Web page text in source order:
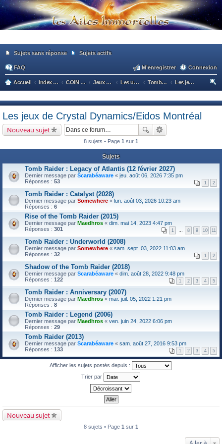
Sujets sans réponse Sujets actifs
FAQ Connexion
M’enregistrer
Accueil Index du forum COIN GEEK Jeux vidéo, jeux de plateau Les univers de jeux vidéos Tomb Raider
Les jeux de Crystal Dynamics/Eidos Montréal
he
Les jeux de Crystal Dynamics/Eidos Montréal
Nouveau sujet
8 sujets • Page 1 sur 1
Sujets
Tomb Raider : Legacy of Atlantis (12 février 2027)
Dernier message par Scarabéaware « jeu. août 06, 2026 7:35 pm
Réponses : 53 1 2
Tomb Raider : Catalyst (2028)
Dernier message par Somewhere « lun. août 03, 2026 10:23 am
Réponses : 6
Rise of the Tomb Raider (2015)
Dernier message par Maedhros « dim. mai 14, 2023 4:47 pm
Réponses : 301 1 … 8 9 10 11
Tomb Raider : Underworld (2008)
Dernier message par Somewhere « sam. sept. 03, 2022 11:03 am
Réponses : 32 1 2
Shadow of the Tomb Raider (2018)
Dernier message par Scarabéaware « dim. août 28, 2022 9:48 pm
Réponses : 122 1 2 3 4 5
Tomb Raider : Anniversary (2007)
Dernier message par Maedhros « mar. juil. 05, 2022 1:21 pm
Réponses : 8
Tomb Raider : Legend (2006)
Dernier message par Maedhros « ven. juin 24, 2022 6:06 pm
Réponses : 29
Tomb Raider (2013)
Dernier message par Scarabéaware « sam. août 27, 2016 9:53 pm
Réponses : 133 1 2 3 4 5
Afficher les sujets postés depuis :
Trier par
Nouveau sujet
8 sujets • Page 1 sur 1